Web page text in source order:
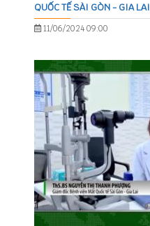
QUỐC TẾ SÀI GÒN - GIA LAI
11/06/2024 09:00